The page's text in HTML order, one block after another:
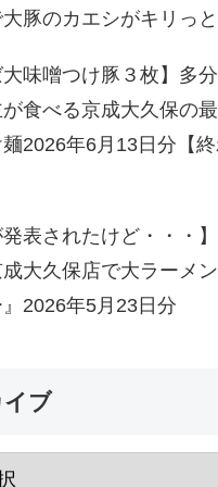
豚のカエシがキリっと
大味噌つけ豚３枚】多
食べる京成大久保の
2026年6月13日分【
発表されたけど・・・
大久保店で大ラーメ
2026年5月23日分
イブ